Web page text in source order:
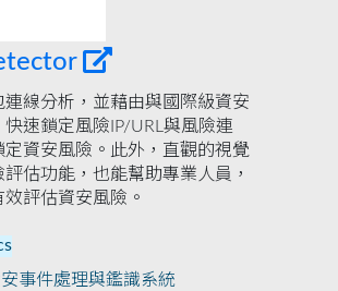
線分析，並藉由與國際級資安
速鎖定風險IP/URL與風險連
資安風險。此外，直觀的視覺
估功能，也能幫助專業人員，
評估資安風險。
事件處理與鑑識系統